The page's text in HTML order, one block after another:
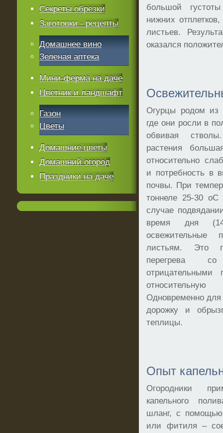
большой
нижних
листьев.
оказался
Огурцы родом из
где они росли в
обвивая
растения
относительно
и потребность в
почвы. При
тоннеле 25-30
случае
время дня
листьям. Это
перегрева
отрицательными
Одновременно
дорожку и
теплицы.
Опыт
Огородники
капельного
шланг, с помощью
или фитиля –
Секреты обрезки
Заготовки - рецепты
Домашнее вино
Зеленая аптека
Мини-ферма на даче
Цветник и ландшафт
Газон
Цветы
Домашние цветы
Домашний огород
Праздники на даче